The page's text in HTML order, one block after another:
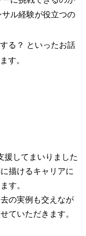
ル経験が役立つの
る？ といったお話
す。
援してまいりました
描けるキャリアに
す。
の実例も交えなが
ていただきます。